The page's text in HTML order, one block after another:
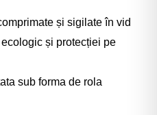
și sigilate în vid
și protecției pe
sub forma de rola